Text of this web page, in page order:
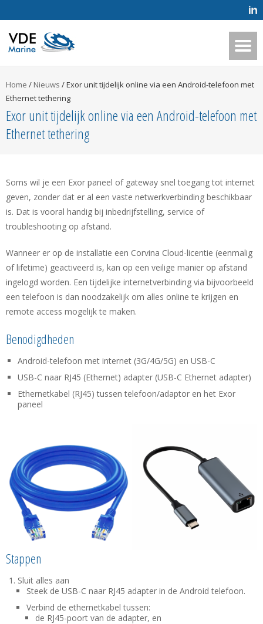
Home / Nieuws /Exor unit tijdelijk online via een Android-telefoon met
Ethernet tethering
Exor unit tijdelijk online via een Android-telefoon met
Ethernet tethering
Soms wil je een Exor paneel of gateway snel toegang tot internet
geven, zonder dat er al een vaste netwerkverbinding beschikbaar
is. Dat is vooral handig bij inbedrijfstelling, service of
troubleshooting op afstand.
Wanneer er op de installatie een Corvina Cloud-licentie (eenmalig
of lifetime) geactiveerd is, kan op een veilige manier op afstand
ingelogd worden. Een tijdelijke internetverbinding via bijvoorbeeld
een telefoon is dan noodzakelijk om alles online te krijgen en
remote access mogelijk te maken.
Benodigdheden
Android-telefoon met internet (3G/4G/5G) en USB-C
USB-C naar RJ45 (Ethernet) adapter (USB-C Ethernet adapter)
Ethernetkabel (RJ45) tussen telefoon/adaptor en het Exor
paneel
Stappen
Sluit alles aan
Steek de USB-C naar RJ45 adapter in de Android telefoon.
Verbind de ethernetkabel tussen:
de RJ45-poort van de adapter, en